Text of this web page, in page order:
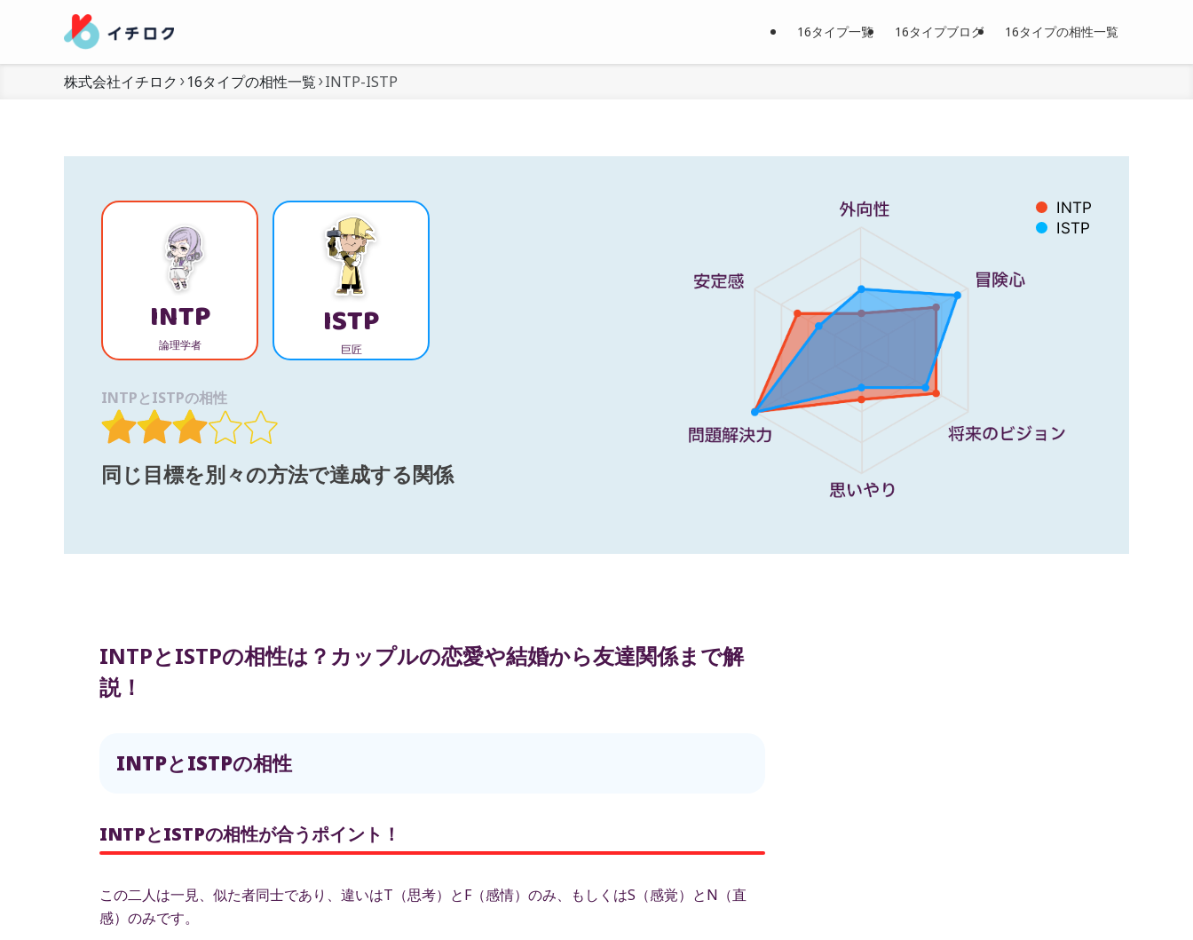
16タイプ一覧 16タイプブログ 16タイプの相性一覧
株式会社イチロク 16タイプの相性一覧 INTP-ISTP
INTP
論理学者
ISTP
巨匠
INTPとISTPの相性
同じ目標を別々の方法で達成する関係
INTP
ISTP
INTPとISTPの相性は？カップルの恋愛や結婚から友達関係まで解
説！
INTPとISTPの相性
INTPとISTPの相性が合うポイント！
この二人は一見、似た者同士であり、違いはT（思考）とF（感情）のみ、もしくはS（感覚）とN（直
感）のみです。